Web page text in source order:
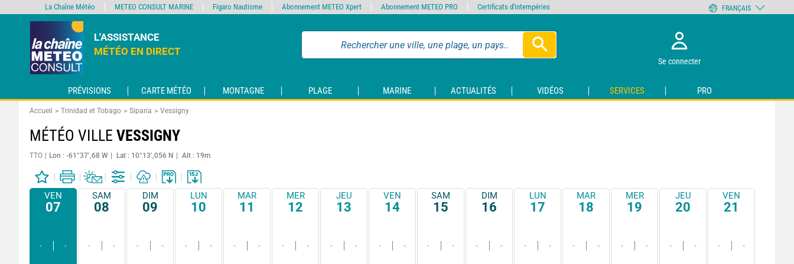
L'ASSISTANCE
MÉTÉO EN DIRECT
Se connecter
PRÉVISIONS CARTE MÉTÉO MONTAGNE PLAGE MARINE ACTUALITÉS VIDÉOS SERVICES PRO
Accueil Trinidad et Tobago Siparia Vessigny
MÉTÉO VILLE VESSIGNY
TTO Lon : -61°37’,68 W Lat : 10°13’,056 N Alt : 19m
VEN
07
- -
SAM
08
- -
DIM
09
- -
LUN
10
- -
MAR
11
- -
MER
12
- -
JEU
13
- -
VEN
14
- -
SAM
15
- -
DIM
16
- -
LUN
17
- -
MAR
18
- -
MER
19
- -
JEU
20
- -
VEN
21
- -
La Chaîne Météo METEO CONSULT MARINE Figaro Nautisme Abonnement METEO Xpert Abonnement METEO PRO Certificats d'intempéries FRANÇAIS